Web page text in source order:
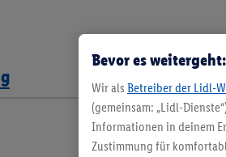
Bevor es
Wir als Betreiber der Lidl-
(gemeinsam: „Lidl-
Informationen in deinem
Zustimmung für